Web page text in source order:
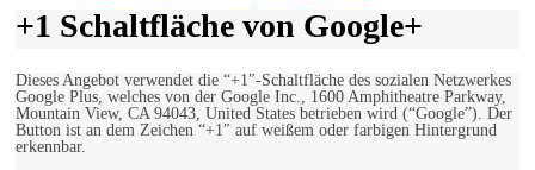
+1 Schaltfläche von Google+
Dieses Angebot verwendet die “+1″-Schaltfläche des sozialen Netzwerkes
Google Plus, welches von der Google Inc., 1600 Amphitheatre Parkway,
Mountain View, CA 94043, United States betrieben wird (“Google”). Der
Button ist an dem Zeichen “+1″ auf weißem oder farbigen Hintergrund
erkennbar.